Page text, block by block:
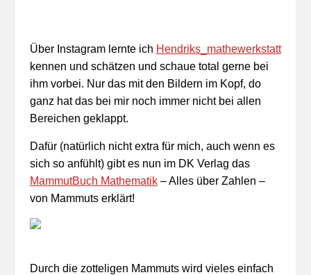
Über Instagram lernte ich Hendriks_mathewerkstatt
kennen und schätzen und schaue total gerne bei
ihm vorbei. Nur das mit den Bildern im Kopf, do
ganz hat das bei mir noch immer nicht bei allen
Bereichen geklappt.
Dafür (natürlich nicht extra für mich, auch wenn es
sich so anfühlt) gibt es nun im DK Verlag das
MammutBuch Mathematik– Alles über Zahlen –
von Mammuts erklärt!
Durch die zotteligen Mammuts wird vieles einfach